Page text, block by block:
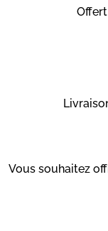
Vous souhaitez